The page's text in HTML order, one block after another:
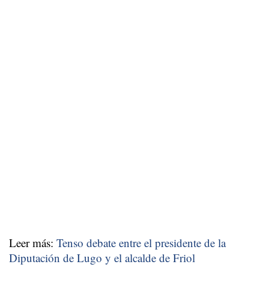
Leer más: Tenso debate entre el presidente de la
Diputación de Lugo y el alcalde de Friol